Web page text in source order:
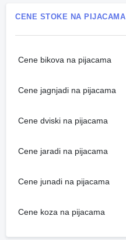
CENE STOKE NA PIJACAMA
Cene bikova na pijacama
Cene jagnjadi na pijacama
Cene dviski na pijacama
Cene jaradi na pijacama
Cene junadi na pijacama
Cene koza na pijacama